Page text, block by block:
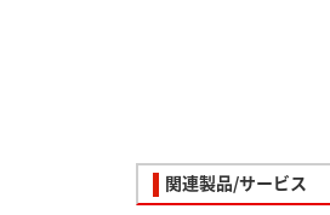
関連製品/サービス